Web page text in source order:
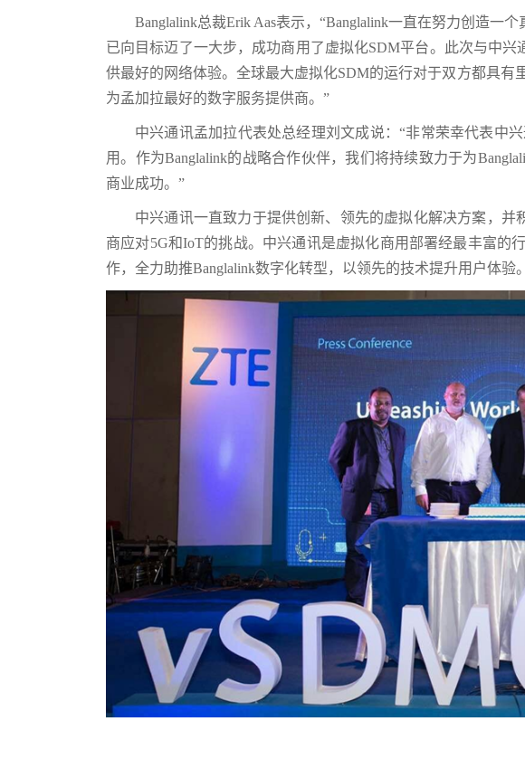
Banglalink总裁Erik Aas表示，“Banglalink一直在努力创造一
已向目标迈了一大步，成功商用了虚拟化SDM平台。此次与中
供最好的网络体验。全球最大虚拟化SDM的运行对于双方都具有
为孟加拉最好的数字服务提供商。”
中兴通讯孟加拉代表处总经理刘文成说：“非常荣幸代表中
用。作为Banglalink的战略合作伙伴，我们将持续致力于为
商业成功。”
中兴通讯一直致力于提供创新、领先的虚拟化解决方案，
商应对5G和IoT的挑战。中兴通讯是虚拟化商用部署经最丰富的
作，全力助推Banglalink数字化转型，以领先的技术提升用户体验。